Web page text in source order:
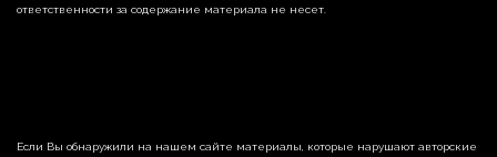
ответственности за содержание материала не несет.
Если Вы обнаружили на нашем сайте материалы, которые нарушают авторские